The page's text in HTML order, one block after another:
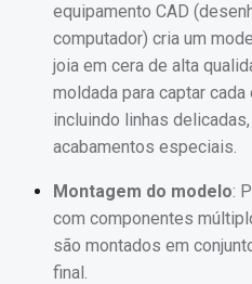
equipamento CAD
computador) cria um
joia em cera de alta
moldada para captar
incluindo linhas
acabamentos especiais.
Montagem do modelo:
com componentes
são montados em
final.